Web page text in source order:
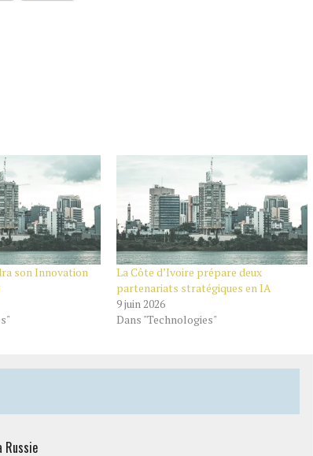
son Innovation
La Côte d’Ivoire prépare deux
partenariats stratégiques en IA
9 juin 2026
Dans "Technologies"
Russie